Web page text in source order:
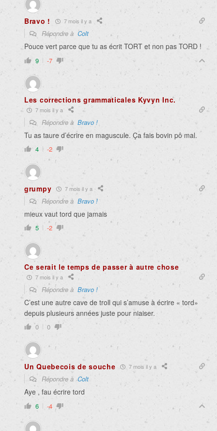
Bravo ! 7 mois il y a
Répondre à Colt
Pouce vert parce que tu as écrit TORT et non pas TORD !
9 -7
Les corrections grammaticales Kyvyn Inc.
7 mois il y a
Répondre à Bravo !
Tu as taure d’écrire en maguscule. Ça fais bovin pô mal.
4 -2
grumpy 7 mois il y a
Répondre à Bravo !
mieux vaut tord que jamais
5 -2
Ce serait le temps de passer à autre chose
7 mois il y a
Répondre à Bravo !
C’est une autre cave de troll qui s’amuse à écrire « tord»
depuis plusieurs années juste pour niaiser.
0 0
Un Quebecois de souche 7 mois il y a
Répondre àColt
Aye , fau écrire tord
6 -4